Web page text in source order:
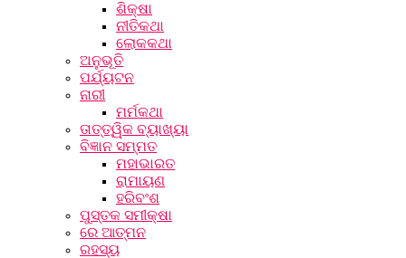
ଶିକ୍ଷା
ନୀତିକଥା
ଲୋକକଥା
ଅନୁଭୂତି
ପର୍ଯ୍ୟଟନ
ନାରୀ
ମର୍ମକଥା
ତାତ୍ତ୍ୱିକ ବ୍ୟାଖ୍ୟା
ବିଜ୍ଞାନ ସମ୍ମତ
ମହାଭାରତ
ରାମାୟଣ
ହରିବଂଶ
ପୁସ୍ତକ ସମୀକ୍ଷା
ରେ ଆତ୍ମନ
ରହସ୍ୟ